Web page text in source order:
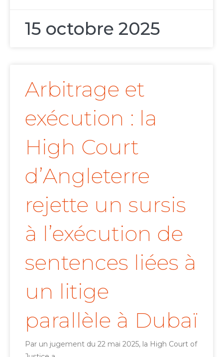
15 octobre 2025
Arbitrage et
exécution : la
High Court
d’Angleterre
rejette un sursis
à l’exécution de
sentences liées à
un litige
parallèle à Dubaï
Par un jugement du 22 mai 2025, la High Court of